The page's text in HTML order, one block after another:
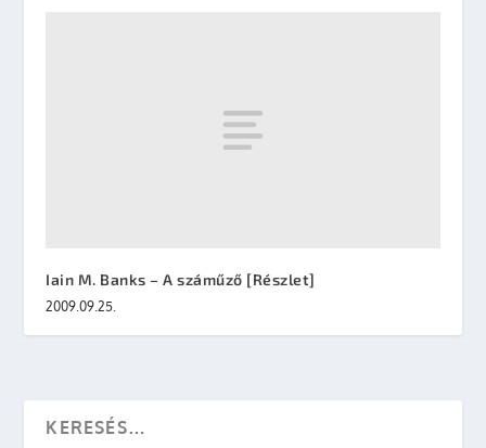
Iain M. Banks – A száműző [Részlet]
2009.09.25.